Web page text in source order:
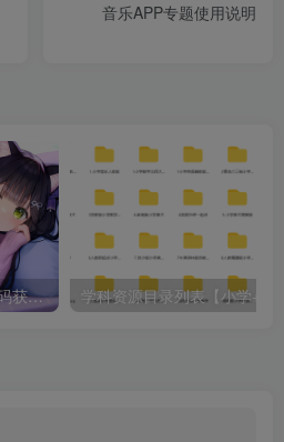
音乐APP专题使用说明
网站会员权益及老司机密码获取-最新汇总